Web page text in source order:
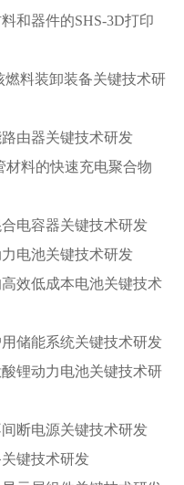
和器件的SHS-3D打印
燃料装卸装备关键技术研
由器关键技术研发
材料的快速充电聚合物
电容器关键技术研发
电池关键技术研发
效低成本电池关键技术
储能系统关键技术研发
锂动力电池关键技术研
断电源关键技术研发
键技术研发